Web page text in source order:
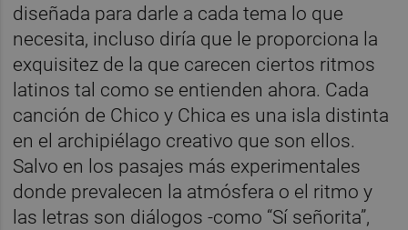
diseñada para darle a cada tema lo que
necesita, incluso diría que le proporciona la
exquisitez de la que carecen ciertos ritmos
latinos tal como se entienden ahora. Cada
canción de Chico y Chica es una isla distinta
en el archipiélago creativo que son ellos.
Salvo en los pasajes más experimentales
donde prevalecen la atmósfera o el ritmo y
las letras son diálogos -como “Sí señorita”,